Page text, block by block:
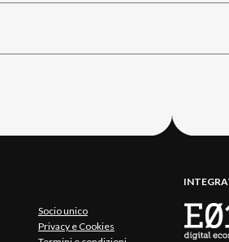
Socio unico
Privacy e Cookies